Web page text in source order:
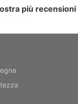
calendar is too
it for
più recensioni